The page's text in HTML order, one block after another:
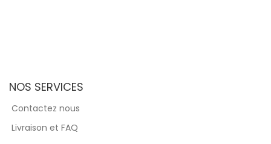
NOS SERVICES
Contactez nous
Livraison et FAQ